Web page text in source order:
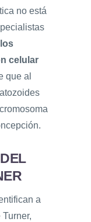
no está
celular
que al
a